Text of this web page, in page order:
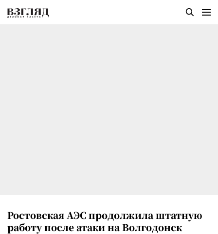
Ростовская АЭС продолжила штатную
работу после атаки на Волгодонск